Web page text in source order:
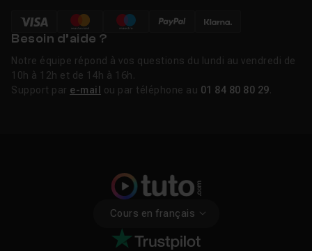
Besoin d’aide ?
Notre équipe répond à vos questions du lundi au vendredi de
10h à 12h et de 14h à 16h.
Support par e-mail ou par téléphone au 01 84 80 80 29
Cours en français